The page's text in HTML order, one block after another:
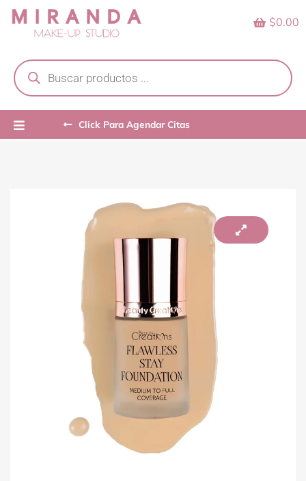
Skip
search
$0.00
Click Para Agendar Citas